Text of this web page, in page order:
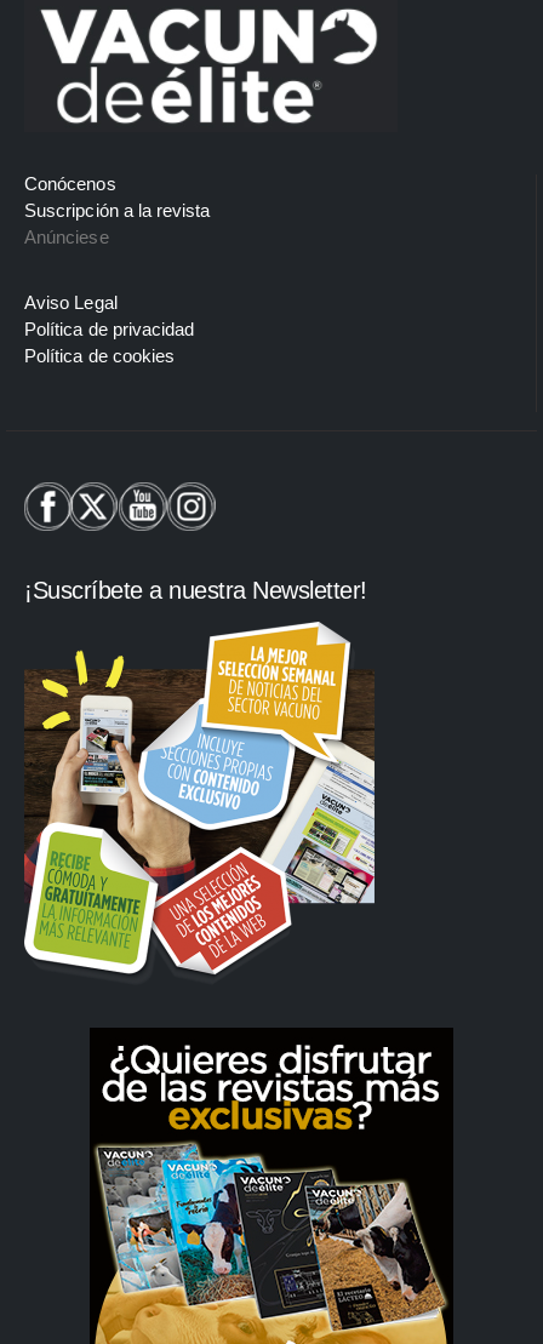
Conócenos
Suscripción a la revista
Anúnciese
Aviso Legal
Política de privacidad
Política de cookies
¡Suscríbete a nuestra Newsletter!